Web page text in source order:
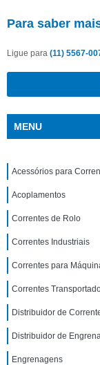
Para saber
Ligue para (11) 5567-
MENU
Acessórios para
Acoplamentos
Correntes de Rolo
Correntes Industriais
Correntes para
Correntes
Distribuidor de
Distribuidor de
Engrenagens